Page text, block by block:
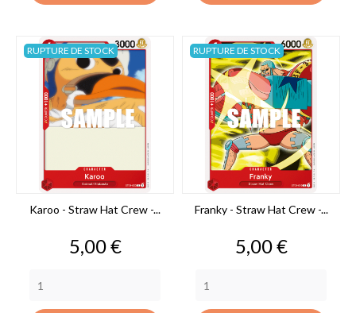
Karoo - Straw Hat Crew -...
Prix
5,00 €
RUPTURE DE STOCK
Franky - Straw Hat Crew -...
Prix
5,00 €
RUPTURE DE STOCK